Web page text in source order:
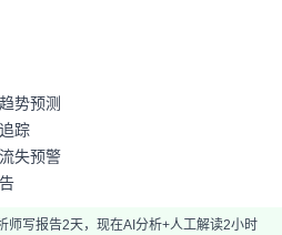
势预测
踪
失预警
师写报告2天，现在AI分析+人工解读2小时